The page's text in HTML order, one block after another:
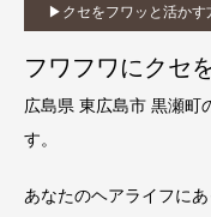
▶︎クセをフワッと活かす
フワフワにクセ
広島県 東広島市 黒瀬町
す。
あなたのヘアライフに